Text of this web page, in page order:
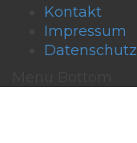
Kontakt
Impressum
Datenschutz